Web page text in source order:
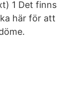
1 Det finns
här för att